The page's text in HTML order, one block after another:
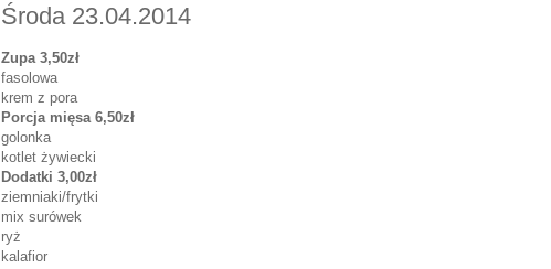
Środa 23.04.2014
Zupa 3,50zł
fasolowa
krem z pora
Porcja mięsa 6,50zł
golonka
kotlet żywiecki
Dodatki 3,00zł
ziemniaki/frytki
mix surówek
ryż
kalafior